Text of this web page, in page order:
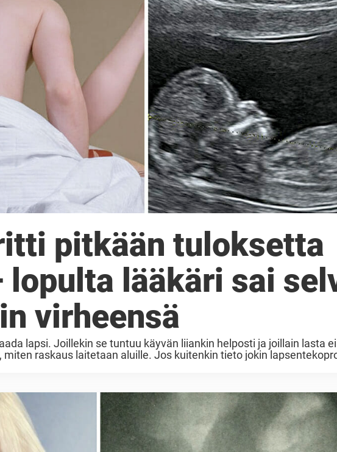
pitkään tuloksetta
lopulta lääkäri sai
virheensä
lapsi. Joillekin se tuntuu käyvän liiankin helposti ja joillain lasta
raskaus laitetaan aluille. Jos kuitenkin tieto jokin